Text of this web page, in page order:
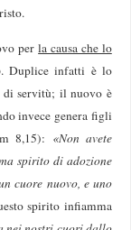
perla causa che lo
. Duplice infatti è lo
servitù; il nuovo è
invece genera figli
8,15): «Non avete
spirito di adozione
cuore nuovo, e uno
spirito infiamma